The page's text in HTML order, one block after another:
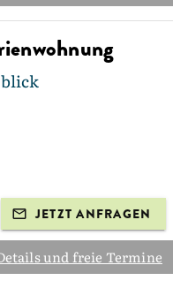
JETZT ANFRAGEN
und freie Termine